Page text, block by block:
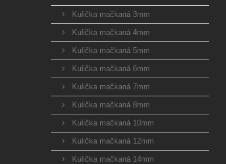
Kulička mačkaná 3mm
Kulička mačkaná 4mm
Kulička mačkaná 5mm
Kulička mačkaná 6mm
Kulička mačkaná 7mm
Kulička mačkaná 8mm
Kulička mačkaná 10mm
Kulička mačkaná 12mm
Kulička mačkaná 14mm